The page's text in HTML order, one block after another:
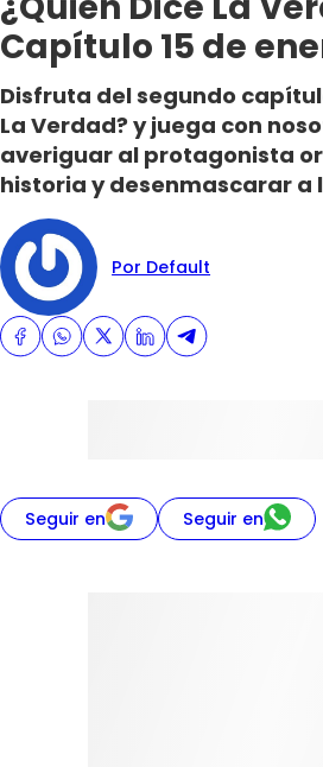
Capítulo 15 de
Disfruta del segundo
La Verdad? y juega con
averiguar al protagonista
historia y desenmascarar a
Por Default
Seguir en Seguir en
Sabingo
Todos Los Programas